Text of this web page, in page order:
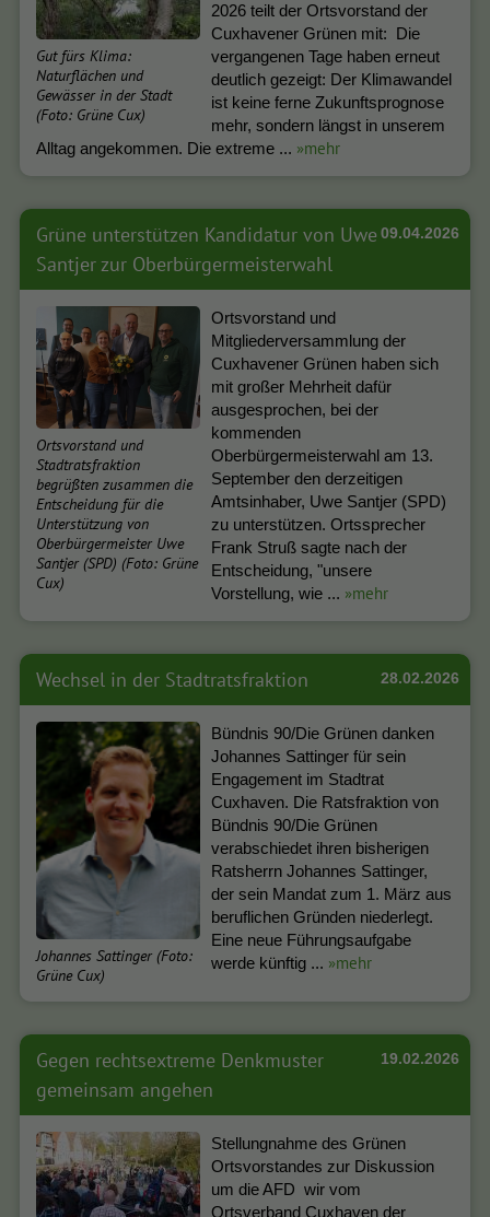
Gut fürs Klima:
Naturflächen und
Gewässer in der Stadt
(Foto: Grüne Cux)
2026 teilt der Ortsvorstand der
Cuxhavener Grünen mit: Die
vergangenen Tage haben erneut
deutlich gezeigt: Der Klimawandel
ist keine ferne Zukunftsprognose
mehr, sondern längst in unserem
Alltag angekommen. Die extreme ... »mehr
09.04.2026
Grüne unterstützen Kandidatur von Uwe
Santjer zur Oberbürgermeisterwahl
Ortsvorstand und
Stadtratsfraktion
begrüßten zusammen die
Entscheidung für die
Unterstützung von
Oberbürgermeister Uwe
Santjer (SPD) (Foto: Grüne
Cux)
Ortsvorstand und
Mitgliederversammlung der
Cuxhavener Grünen haben sich
mit großer Mehrheit dafür
ausgesprochen, bei der
kommenden
Oberbürgermeisterwahl am 13.
September den derzeitigen
Amtsinhaber, Uwe Santjer (SPD)
zu unterstützen. Ortssprecher
Frank Struß sagte nach der
Entscheidung, "unsere
Vorstellung, wie ... »mehr
28.02.2026
Wechsel in der Stadtratsfraktion
Johannes Sattinger (Foto:
Grüne Cux)
Bündnis 90/Die Grünen danken
Johannes Sattinger für sein
Engagement im Stadtrat
Cuxhaven. Die Ratsfraktion von
Bündnis 90/Die Grünen
verabschiedet ihren bisherigen
Ratsherrn Johannes Sattinger,
der sein Mandat zum 1. März aus
beruflichen Gründen niederlegt.
Eine neue Führungsaufgabe
werde künftig ... »mehr
19.02.2026
Gegen rechtsextreme Denkmuster
gemeinsam angehen
Stellungnahme des Grünen
Ortsvorstandes zur Diskussion
um die AFD wir vom
Ortsverband Cuxhaven der